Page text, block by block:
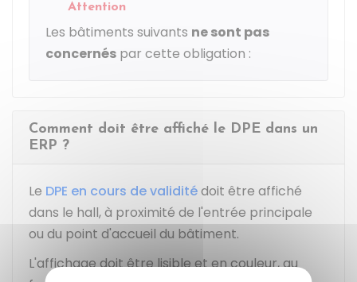
Attention
Les bâtiments suivants ne sont pas
concernés par cette obligation :
Comment doit être affiché le DPE dans un
ERP ?
Le DPE en cours de validitédoit être affiché
dans le hall, à proximité de l'entrée principale
ou du point d'accueil du bâtiment.
L'affichage doit être lisible et en couleur, au